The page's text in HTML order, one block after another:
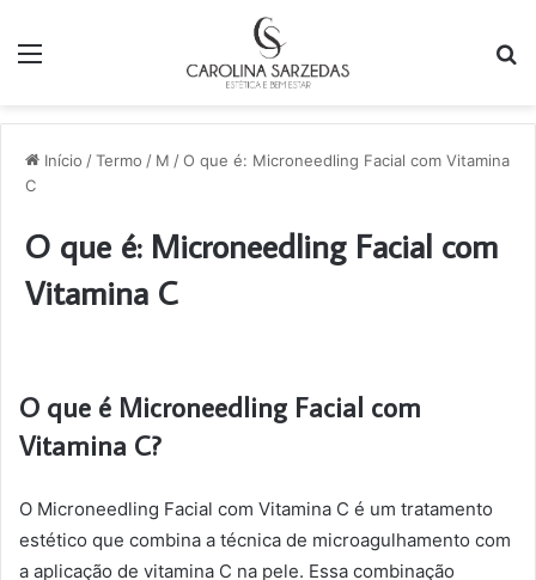
Início /Termo / M /O que é: Microneedling Facial com Vitamina
C
O que é: Microneedling Facial com
Vitamina C
O que é Microneedling Facial com
Vitamina C?
O Microneedling Facial com Vitamina C é um tratamento
estético que combina a técnica de microagulhamento com
a aplicação de vitamina C na pele. Essa combinação